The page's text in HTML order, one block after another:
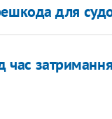
для
час